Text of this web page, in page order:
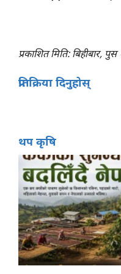
प्रकाशित मिति: बिहीबार,
प्रतिक्रिया दिनुहोस्
थप कृषि